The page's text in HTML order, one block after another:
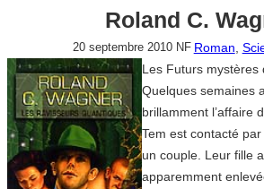
Roland C.
20 septembre 2010 NF Roman
Les Futurs mystères
Quelques semaines
brillamment l’affaire
Tem est contacté
un couple. Leur fille
apparemment